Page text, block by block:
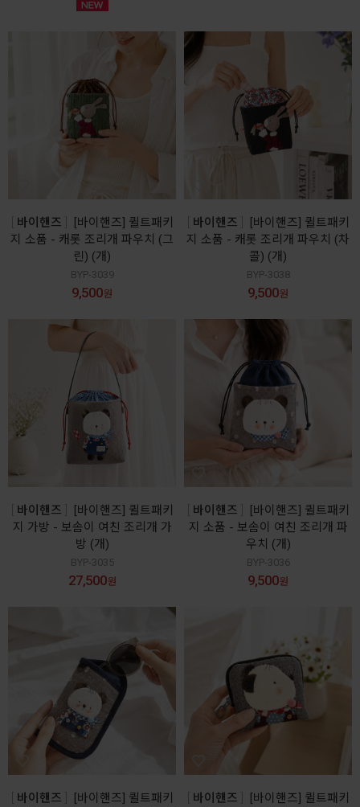
바이핸즈
[바이핸즈] 퀼트패키
지 소품 - 캐롯 조리개 파우치 (그
린) (개)
BYP-3039
9,500원
바이핸즈
[바이핸즈] 퀼트패키
지 소품 - 캐롯 조리개 파우치 (차
콜) (개)
BYP-3038
9,500원
바이핸즈
[바이핸즈] 퀼트패키
지 가방 - 보솜이 여친 조리개 가
방 (개)
BYP-3035
27,500원
바이핸즈
[바이핸즈] 퀼트패키
지 소품 - 보솜이 여친 조리개 파
우치 (개)
BYP-3036
9,500원
바이핸즈
[바이핸즈] 퀼트패키
바이핸즈
[바이핸즈] 퀼트패키